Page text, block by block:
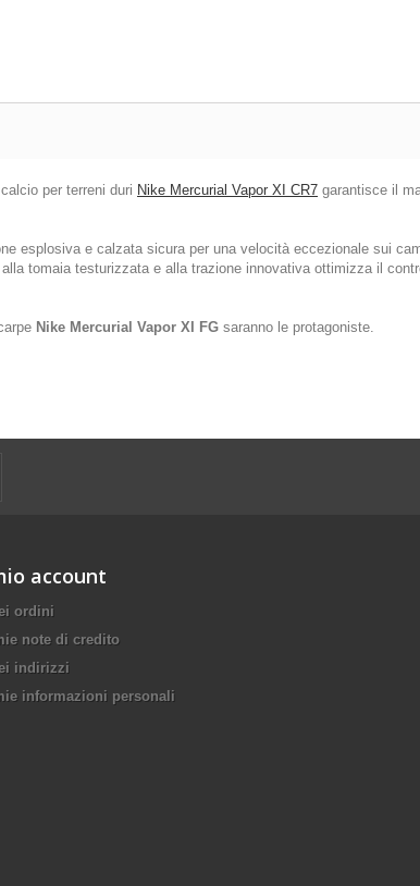
per terreni duri Nike Mercurial Vapor XI CR7 garantisce il
esplosiva e calzata sicura per una velocità eccezionale sui
tomaia testurizzata e alla trazione innovativa ottimizza il
Nike Mercurial Vapor XI FG saranno le protagoniste.
account
ordini
note di credito
indirizzi
informazioni personali